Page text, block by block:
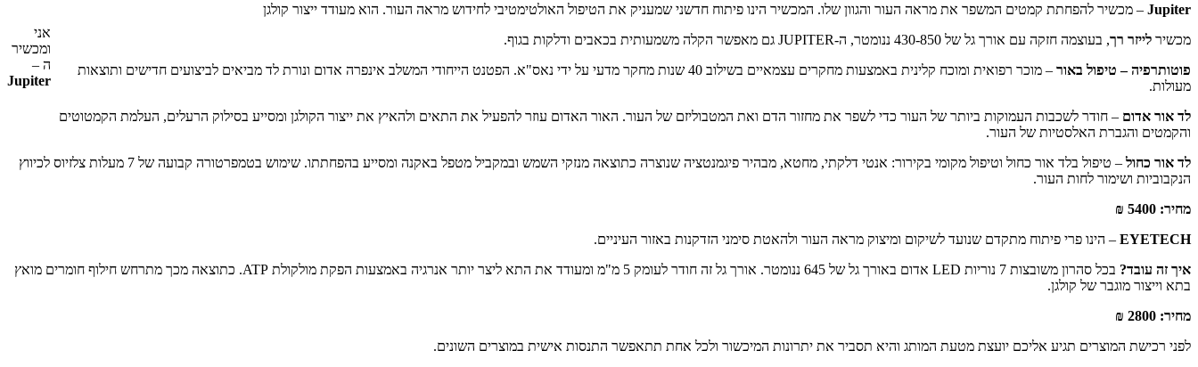
אני
ומכשיר
ה –
Jupiter
Jupiter – מכשיר להפחתת קמטים המשפר את מראה העור והגוון שלו. המכשיר הינו פיתוח חדשני שמעניק את הטיפול האולטימטיבי לחידוש מראה העור. הוא מעודד ייצור קולגן
מכשיר לייזר רך, בעוצמה חזקה עם אורך גל של 430-850 ננומטר, ה-JUPITER גם מאפשר הקלה משמעותית בכאבים ודלקות בגוף.
פוטותרפיה – טיפול באור
– מוכר רפואית ומוכח קלינית באמצעות מחקרים עצמאיים בשילוב 40 שנות מחקר מדעי על ידי נאס"א. הפטנט הייחודי המשלב אינפרה אדום ונורת לד מביאים לביצועים חדישים ותוצאות
מעולות.
לד אור אדום – חודר לשכבות העמוקות ביותר של העור כדי לשפר את מחזור הדם ואת המטבוליזם של העור. האור האדום עוזר להפעיל את התאים ולהאיץ את ייצור הקולגן ומסייע בסילוק הרעלים, העלמת הקמטוטים
והקמטים והגברת האלסטיות של העור.
לד אור כחול
– טיפול בלד אור כחול וטיפול מקומי בקירור: אנטי דלקתי, מחטא, מבהיר פיגמנטציה שנוצרה כתוצאה מנזקי השמש ובמקביל מטפל באקנה ומסייע בהפחתתו. שימוש בטמפרטורה קבועה של 7 מעלות צלזיוס לכיווץ
הנקבוביות ושימור לחות העור.
מחיר: 5400 ₪
EYETECH – הינו פרי פיתוח מתקדם שנועד לשיקום ומיצוק מראה העור ולהאטת סימני הזדקנות באזור העיניים.
איך זה עובד?
בכל סהרון משובצות 7 נוריות LED אדום באורך גל של 645 ננומטר. אורך גל זה חודר לעומק 5 מ"מ ומעודד את התא ליצר יותר אנרגיה באמצעות הפקת מולקולת ATP. כתוצאה מכך מתרחש חילוף חומרים מואץ
בתא וייצור מוגבר של קולגן.
מחיר: 2800 ₪
לפני רכישת המוצרים תגיע אליכם יועצת מטעת המותג והיא תסביר את יתרונות המיכשור ולכל אחת תתאפשר התנסות אישית במוצרים השונים.